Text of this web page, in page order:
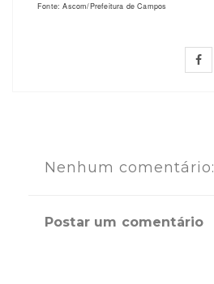
Fonte: Ascom/Prefeitura de Campos
Nenhum comentário:
Postar um comentário